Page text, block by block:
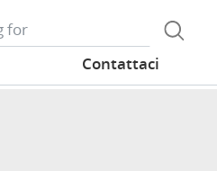
Contattaci